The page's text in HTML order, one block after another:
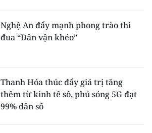
Nghệ An đẩy mạnh phong trào thi
đua “Dân vận khéo”
Thanh Hóa thúc đẩy giá trị tăng
thêm từ kinh tế số, phủ sóng 5G đạt
99% dân số